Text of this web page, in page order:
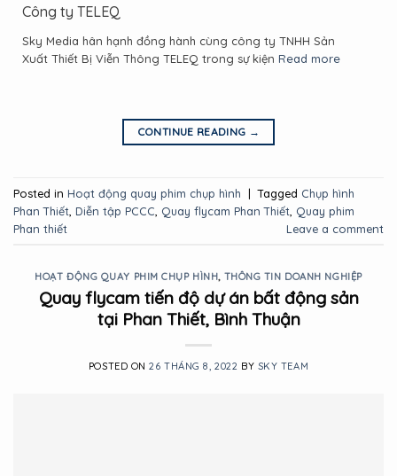
Công ty TELEQ
Sky Media hân hạnh đồng hành cùng công ty TNHH Sản
Xuất Thiết Bị Viễn Thông TELEQ trong sự kiện Read more
CONTINUE READING →
Posted in Hoạt động quay phim chụp hình | Tagged Chụp hình
Phan Thiết Diễn tập PCCC Quay flycam Phan Thiết Quay phim
Phan thiết
Leave a comment
HOẠT ĐỘNG QUAY PHIM CHỤP HÌNH, THÔNG TIN DOANH NGHIỆP
Quay flycam tiến độ dự án bất động sản
tại Phan Thiết, Bình Thuận
POSTED ON26 THÁNG 8, 2022 BY SKY TEAM